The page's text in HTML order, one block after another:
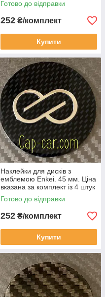
Готово до відправки
252 ₴/комплект
Купити
Наклейки для дисків з
емблемою Enkei. 45 мм. Ціна
вказана за комплект із 4 штук
Готово до відправки
252 ₴/комплект
Купити